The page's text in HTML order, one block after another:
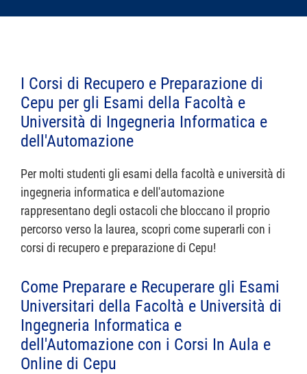
I Corsi di Recupero e Preparazione di
Cepu per gli Esami della Facoltà e
Università di Ingegneria Informatica e
dell'Automazione
Per molti studenti gli esami della facoltà e università di
ingegneria informatica e dell'automazione
rappresentano degli ostacoli che bloccano il proprio
percorso verso la laurea, scopri come superarli con i
corsi di recupero e preparazione di Cepu!
Come Preparare e Recuperare gli Esami
Universitari della Facoltà e Università di
Ingegneria Informatica e
dell'Automazione con i Corsi In Aula e
Online di Cepu